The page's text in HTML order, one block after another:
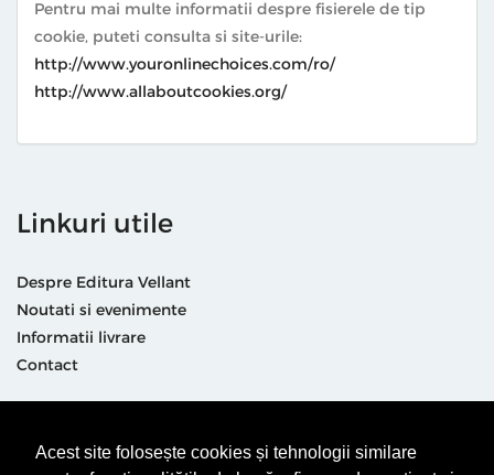
Acest site folosește cookies și tehnologii similare
Pentru mai multe informatii despre fisierele de tip
cookie, puteti consulta si site-urile:
http://www.youronlinechoices.com/ro/
http://www.allaboutcookies.org/
Linkuri utile
Despre Editura Vellant
Noutati si evenimente
Informatii livrare
Contact
Suntem prezenti și aici